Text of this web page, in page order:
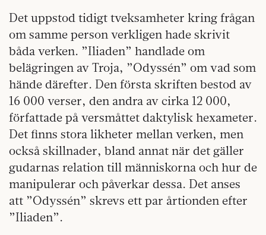
Det uppstod tidigt tveksamheter kring frågan
om samme person verkligen hade skrivit
båda verken. ”Iliaden” handlade om
belägringen av Troja, ”Odyssén” om vad som
hände därefter. Den första skriften bestod av
16 000 verser, den andra av cirka 12 000,
författade på versmåttet daktylisk hexameter.
Det finns stora likheter mellan verken, men
också skillnader, bland annat när det gäller
gudarnas relation till människorna och hur de
manipulerar och påverkar dessa. Det anses
att ”Odyssén” skrevs ett par årtionden efter
”Iliaden”.